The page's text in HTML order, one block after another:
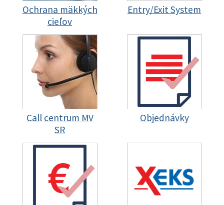
Ochrana mäkkých
cieľov
Entry/Exit System
Call centrum MV
SR
Objednávky